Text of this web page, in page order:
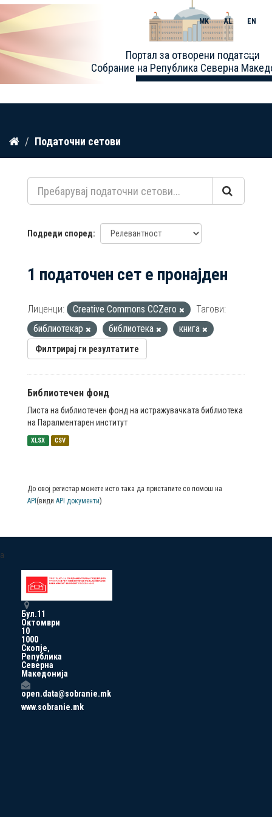
Прескокнете
содржина
Портал за отворени податоци
Собрание на Република Северна
MK AL EN
Toggle
Податочни сетови
Подреди според
1 податочен сет е пронајден
Лиценци: Creative Commons CCZero
Тагови:
библиотекар
библиотека книга
Филтрирај ги резултатите
Библиотечен фонд
Листа на библиотечен фонд на истражувачката библиотека
на Паралментарен институт
XLSX CSV
До овој регистар можете исто така да пристапите со помош на
API (види API документи)
a
Бул.11
Октомври
10
1000
Скопје,
Република
Северна
Македонија
open.data@sobranie.mk
www.sobranie.mk